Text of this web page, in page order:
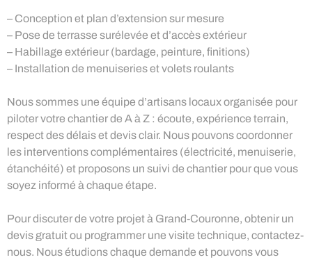
– Conception et plan d’extension sur mesure
– Pose de terrasse surélevée et d’accès extérieur
– Habillage extérieur (bardage, peinture, finitions)
– Installation de menuiseries et volets roulants
Nous sommes une équipe d’artisans locaux organisée pour
piloter votre chantier de A à Z : écoute, expérience terrain,
respect des délais et devis clair. Nous pouvons coordonner
les interventions complémentaires (électricité, menuiserie,
étanchéité) et proposons un suivi de chantier pour que vous
soyez informé à chaque étape.
Pour discuter de votre projet à Grand-Couronne, obtenir un
devis gratuit ou programmer une visite technique, contactez-
nous. Nous étudions chaque demande et pouvons vous